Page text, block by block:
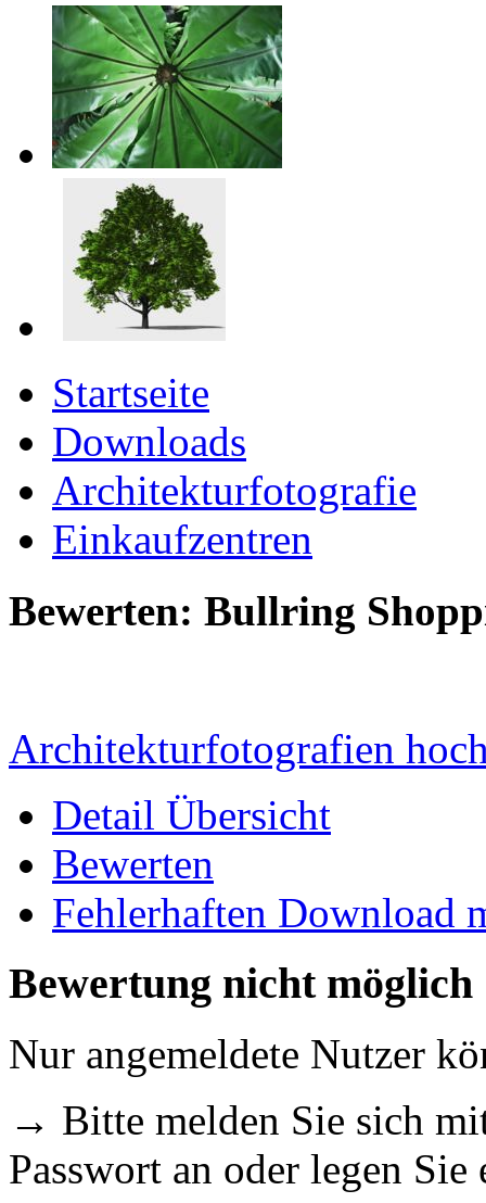
Startseite
Downloads
Architekturfotografie
Einkaufzentren
Bewerten: Bullring
Architekturfotografien
Detail Übersicht
Bewerten
Fehlerhaften Download
Bewertung nicht möglich
Nur angemeldete Nutzer
→ Bitte melden Sie sich
Passwort an oder legen